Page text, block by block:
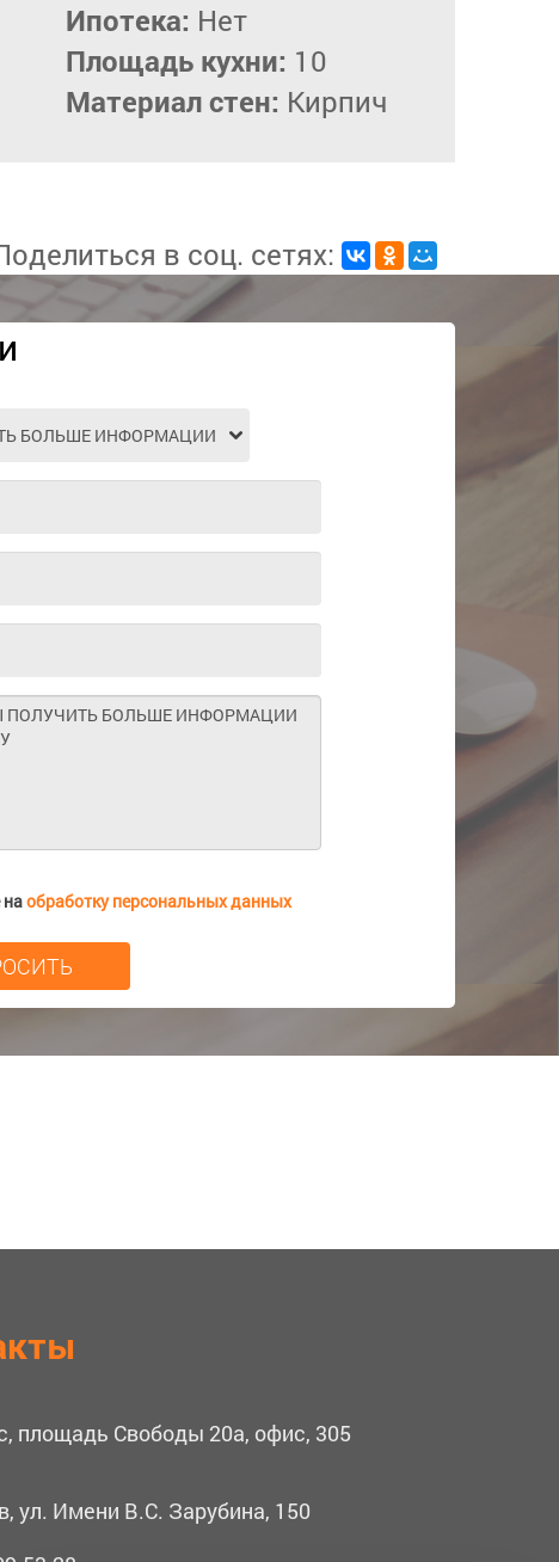
Ипотека: Нет
Площадь кухни: 10
Материал стен: Кирпич
в соц. сетях:
наобработку персональных данных
площадь Свободы 20а, офис, 305
ул. Имени В.С. Зарубина, 150